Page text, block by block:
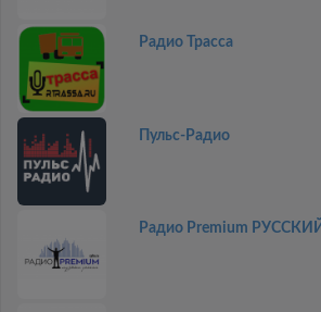
Радио Трасса
Пульс-Радио
Радио Premium